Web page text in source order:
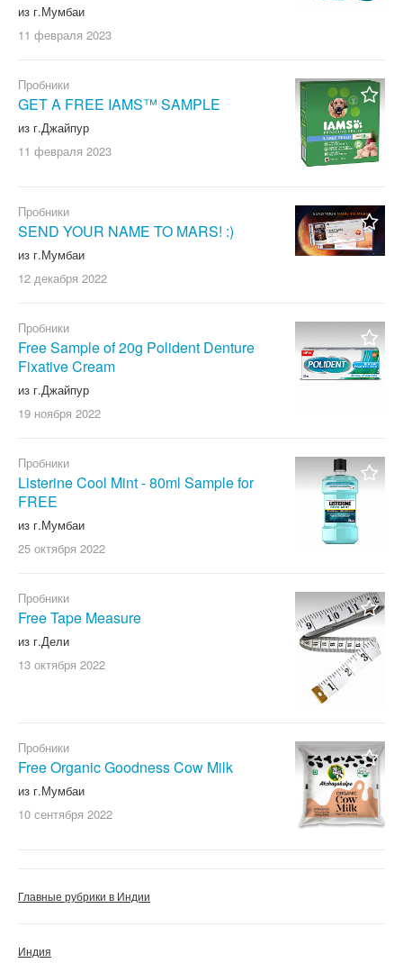
из г.Мумбаи
11 февраля 2023
Пробники
GET A FREE IAMS™ SAMPLE
из г.Джайпур
11 февраля 2023
Пробники
SEND YOUR NAME TO MARS! :)
из г.Мумбаи
12 декабря 2022
Пробники
Free Sample of 20g Polident Denture
Fixative Cream
из г.Джайпур
19 ноября 2022
Пробники
Listerine Cool Mint - 80ml Sample for
FREE
из г.Мумбаи
25 октября 2022
Пробники
Free Tape Measure
из г.Дели
13 октября 2022
Пробники
Free Organic Goodness Cow Milk
из г.Мумбаи
10 сентября 2022
Главные рубрики в Индии
Индия